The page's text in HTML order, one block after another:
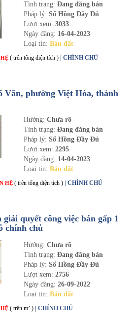
Tình trạng: Đang đăng bán
Pháp lý: Sổ Hồng Đầy Đủ
Lượt xem: 3033
Ngày đăng: 16-04-2023
Loại tin: Bán đất
( trên tổng diện tích ) | CHÍNH CHỦ
Văn, phường Việt Hòa, thành
Hướng: Chưa rõ
Tình trạng: Đang đăng bán
Pháp lý: Sổ Hồng Đầy Đủ
Lượt xem: 2295
Ngày đăng: 14-04-2023
Loại tin: Bán đất
HỆ ( trên tổng diện tích ) | CHÍNH CHỦ
quyết công việc bán gấp 1
chính chủ
Hướng: Chưa rõ
Tình trạng: Đang đăng bán
Pháp lý: Sổ Hồng Đầy Đủ
Lượt xem: 2756
Ngày đăng: 26-09-2022
Loại tin: Bán đất
( trên m² ) | CHÍNH CHỦ